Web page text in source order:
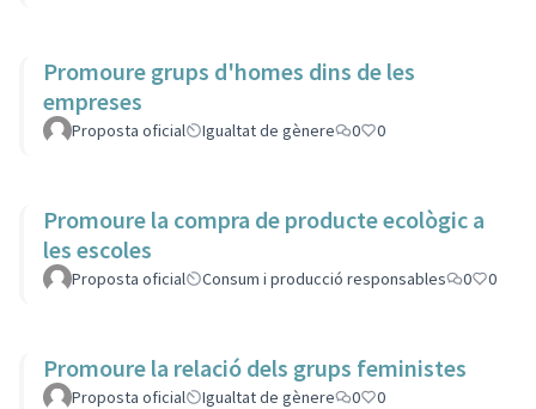
Promoure grups d'homes dins de les
empreses
Proposta oficial Igualtat de gènere 0 0
Promoure la compra de producte ecològic a
les escoles
Proposta oficial Consum i producció responsables 0 0
Promoure la relació dels grups feministes
Proposta oficial Igualtat de gènere 0 0